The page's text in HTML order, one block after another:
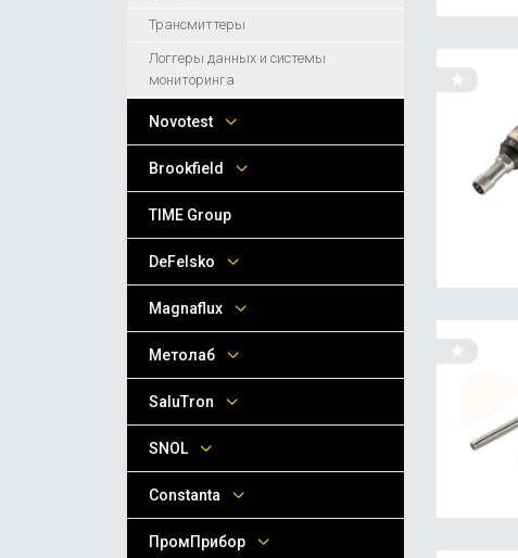
Трансмиттеры
Логгеры данных и системы
мониторинга
Novotest
Brookfield
TIME Group
DeFelsko
Magnaflux
Метолаб
SaluTron
SNOL
Сonstanta
ПромПрибор